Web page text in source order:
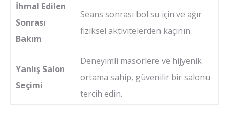
İhmal Edilen
Sonrası
Bakım
Seans sonrası bol su için ve ağır
fiziksel aktivitelerden kaçının.
Yanlış Salon
Seçimi
Deneyimli masörlere ve hijyenik
ortama sahip, güvenilir bir salonu
tercih edin.